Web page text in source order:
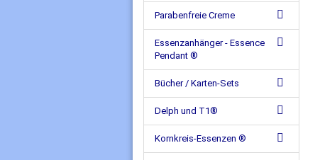
Parabenfreie Creme
Essenzanhänger - Essence
Pendant ®
Bücher / Karten-Sets
Delph und T1®
Kornkreis-Essenzen ®